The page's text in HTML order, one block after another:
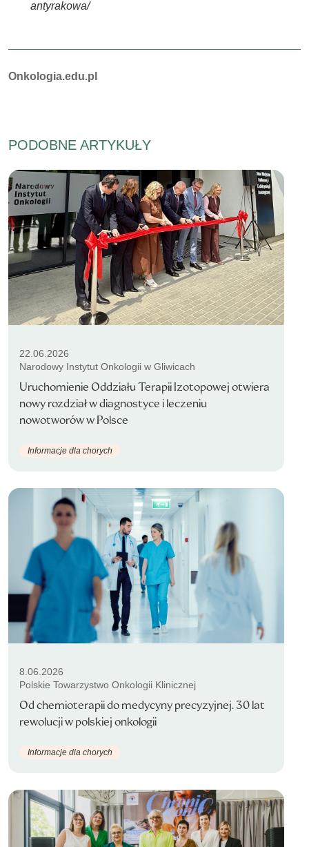
antyrakowa/
Autorzy:
Onkologia.edu.pl
PODOBNE ARTYKUŁY
22.06.2026
Narodowy Instytut Onkologii w Gliwicach
Uruchomienie Oddziału Terapii Izotopowej otwiera
nowy rozdział w diagnostyce i leczeniu
nowotworów w Polsce
Informacje dla chorych
8.06.2026
Polskie Towarzystwo Onkologii Klinicznej
Od chemioterapii do medycyny precyzyjnej. 30 lat
rewolucji w polskiej onkologii
Informacje dla chorych